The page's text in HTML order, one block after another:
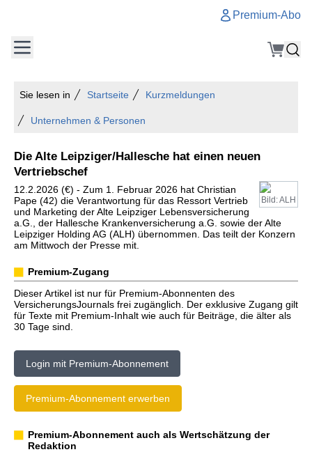
Premium-Abo
Sie lesen in Startseite Kurzmeldungen
Unternehmen & Personen
Die Alte Leipziger/Hallesche hat einen neuen
Vertriebschef
Bild: ALH
12.2.2026 (€) - Zum 1. Februar 2026 hat Christian
Pape (42) die Verantwortung für das Ressort Vertrieb
und Marketing der Alte Leipziger Lebensversicherung
a.G., der Hallesche Krankenversicherung a.G. sowie der Alte
Leipziger Holding AG (ALH) übernommen. Das teilt der Konzern
am Mittwoch der Presse mit.
Premium-Zugang
Dieser Artikel ist nur für Premium-Abonnenten des
VersicherungsJournals frei zugänglich. Der exklusive Zugang gilt
für Texte mit Premium-Inhalt wie auch für Beiträge, die älter als
30 Tage sind.
Login mit Premium-Abonnement
Premium-Abonnement erwerben
Premium-Abonnement auch als Wertschätzung der
Redaktion